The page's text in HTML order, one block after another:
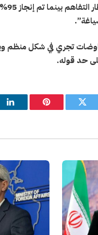
وأضاف
تجري في شكل منظم
حد قوله.
تويتر بينتيريست